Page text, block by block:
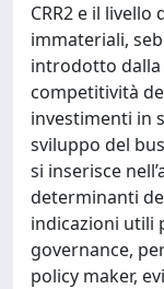
CRR2 e il
immateriali,
introdotto
competitività
investimenti in
sviluppo del
si inserisce
determinanti
indicazioni utili
governance,
policy maker,